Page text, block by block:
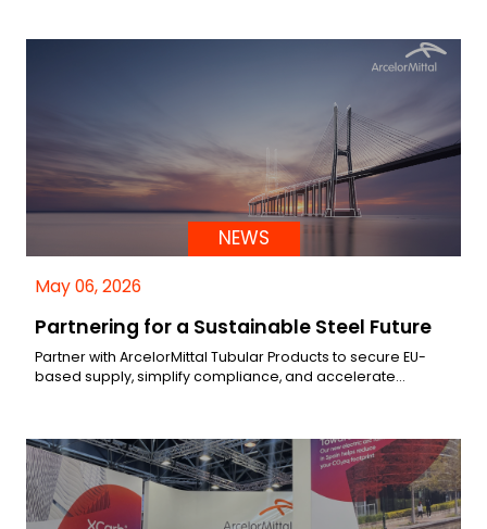
NEWS
May 06, 2026
Partnering for a Sustainable Steel Future
Partner with ArcelorMittal Tubular Products to secure EU-
based supply, simplify compliance, and accelerate…